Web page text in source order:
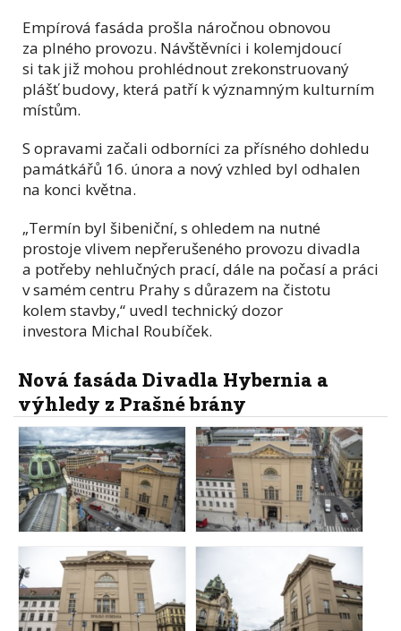
Empírová fasáda prošla náročnou obnovou
za plného provozu. Návštěvníci i kolemjdoucí
si tak již mohou prohlédnout zrekonstruovaný
plášť budovy, která patří k významným kulturním
místům.
S opravami začali odborníci za přísného dohledu
památkářů 16. února a nový vzhled byl odhalen
na konci května.
„Termín byl šibeniční, s ohledem na nutné
prostoje vlivem nepřerušeného provozu divadla
a potřeby nehlučných prací, dále na počasí a práci
v samém centru Prahy s důrazem na čistotu
kolem stavby,“ uvedl technický dozor
investora Michal Roubíček.
Nová fasáda Divadla Hybernia a
výhledy z Prašné brány